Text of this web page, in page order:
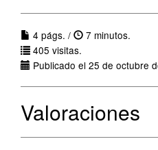
4 págs. /
7 minutos.
405 visitas.
Publicado el 25 de octubre
Valoraciones